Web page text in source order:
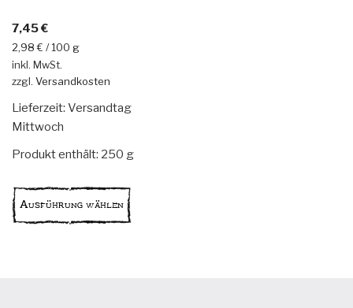
7,45€
2,98€ /100 g
inkl. MwSt.
zzgl. Versandkosten
Lieferzeit: Versandtag
Mittwoch
Produkt enthält: 250 g
Ausführung wählen